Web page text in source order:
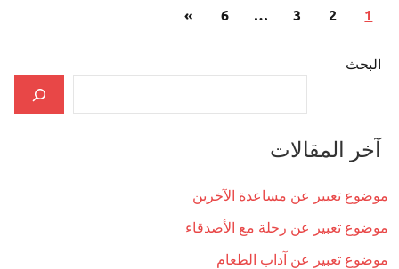
تعدد
المقالات
1
2
3
…
6
المقالات
»
البحث
آخر المقالات
موضوع تعبير عن مساعدة الآخرين
موضوع تعبير عن رحلة مع الأصدقاء
موضوع تعبير عن آداب الطعام